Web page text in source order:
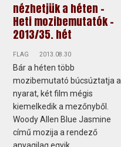
nézhetjük a héten -
Heti mozibemutatók -
2013/35. hét
FLAG 2013.08.30
Bár a héten több
mozibemutató búcsúztatja a
nyarat, két film mégis
kiemelkedik a mezőnyből.
Woody Allen Blue Jasmine
című mozija a rendező